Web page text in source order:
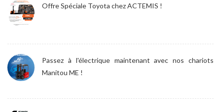
Offre Spéciale Toyota chez ACTEMIS !
Passez à l'électrique maintenant avec nos chariots
Manitou ME !